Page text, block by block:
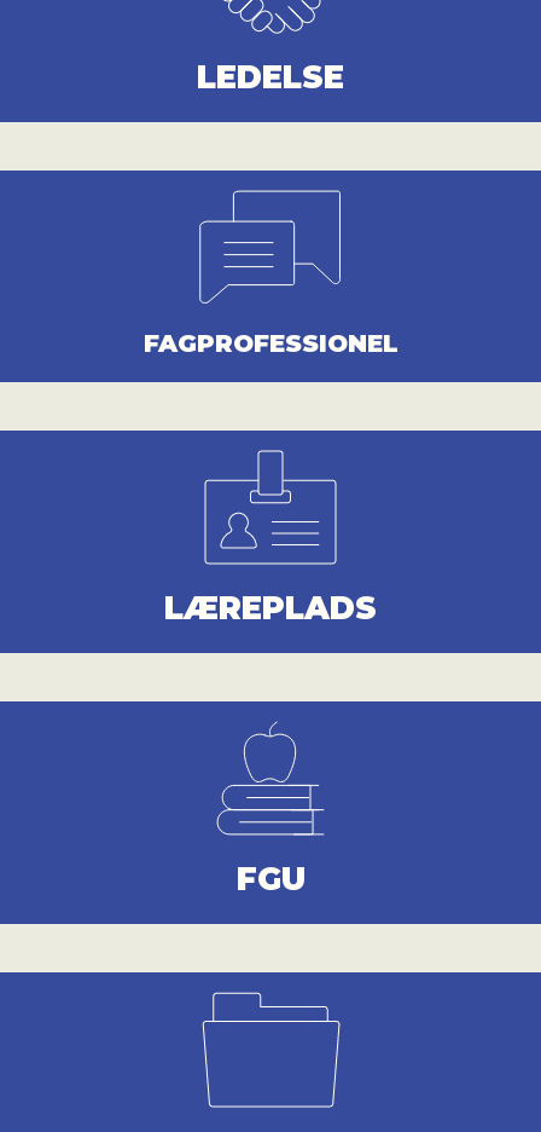
LEDELSE
FAGPROFESSIONEL
LÆREPLADS
FGU